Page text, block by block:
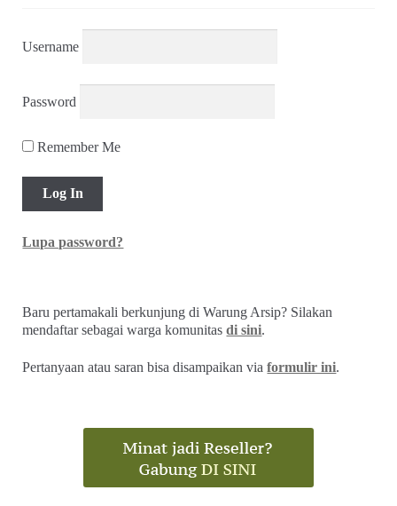
Username
Password
Remember Me
Lupa password?
Baru pertamakali berkunjung di Warung Arsip? Silakan
mendaftar sebagai warga komunitasdi sini.
Pertanyaan atau saran bisa disampaikan viaformulir ini.